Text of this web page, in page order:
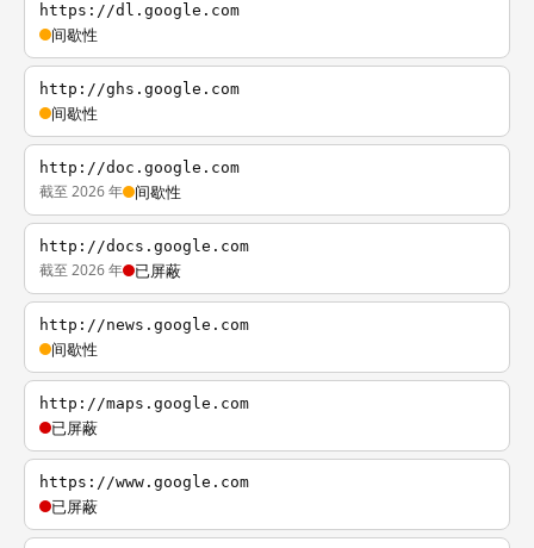
https://dl.google.com
间歇性
http://ghs.google.com
间歇性
http://doc.google.com
截至 2026 年 间歇性
http://docs.google.com
截至 2026 年 已屏蔽
http://news.google.com
间歇性
http://maps.google.com
已屏蔽
https://www.google.com
已屏蔽